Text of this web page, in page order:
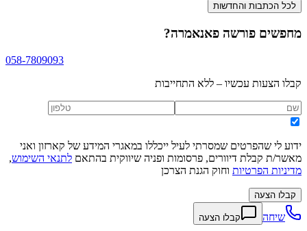
לכל הכתבות והחדשות
מחפשים פורשה פאנאמרה?
058-7809093
קבלו הצעות עכשיו – ללא התחייבות
ידוע לי שהפרטים שמסרתי לעיל ייכללו במאגרי המידע של קארזון ואני
מאשר/ת קבלת דיוורים, פרסומות ופניה שיווקית בהתאם לתנאי השימוש,
מדיניות הפרטיות וחוק הגנת הצרכן
קבלו הצעה
שיחה קבלו הצעה